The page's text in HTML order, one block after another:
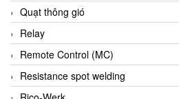
Black Box
BlackBox Vietnam
BLAGDON PUMP
Bloom Engineering
Boneng
Quạt thông gió
Relay
Remote Control (MC)
Resistance spot welding